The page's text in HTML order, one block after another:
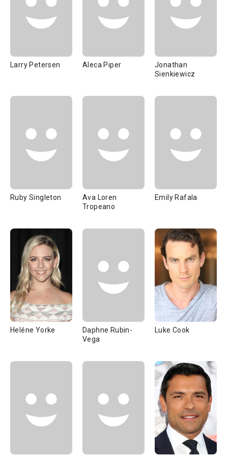
Larry Petersen Aleca Piper
Jonathan
Sienkiewicz
Ruby Singleton
Ava Loren
Tropeano
Emily Rafala
Heléne Yorke
Daphne Rubin-
Vega
Luke Cook